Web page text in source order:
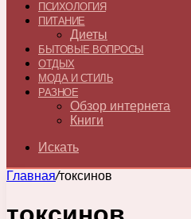
ПСИХОЛОГИЯ
ПИТАНИЕ
Диеты
БЫТОВЫЕ ВОПРОСЫ
ОТДЫХ
МОДА И СТИЛЬ
РАЗНОЕ
Обзор интернета
Книги
Искать
Главная/токсинов